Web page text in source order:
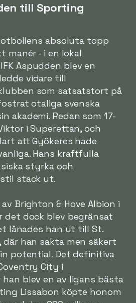
till Sporting
absoluta topp
manér - i en lokal
Aspudden blev en
vidare till
som satsatstort på
otaliga svenska
akademi. Redan som 17-
i Superettan, och
att Gyökeres hade
Hans kraftfulla
styrka och
stack ut.
Brighton & Hove Albion i
det dock blev begränsat
lånades han ut till St.
där han sakta men säkert
potential. Det definitiva
City i
han blev en av ligans bästa
Lissabon köpte honom